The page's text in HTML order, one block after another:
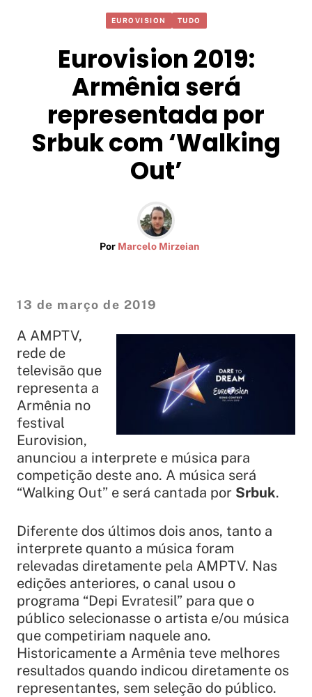
EUROVISION TUDO
Eurovision 2019:
Armênia será
representada por
Srbuk com ‘Walking
Out’
Por Marcelo Mirzeian
13 de março de 2019
A AMPTV,
rede de
televisão que
representa a
Armênia no
festival
Eurovision,
anunciou a interprete e música para
competição deste ano. A música será
“Walking Out” e será cantada por Srbuk.
Diferente dos últimos dois anos, tanto a
interprete quanto a música foram
relevadas diretamente pela AMPTV. Nas
edições anteriores, o canal usou o
programa “Depi Evratesil” para que o
público selecionasse o artista e/ou música
que competiriam naquele ano.
Historicamente a Armênia teve melhores
resultados quando indicou diretamente os
representantes, sem seleção do público.